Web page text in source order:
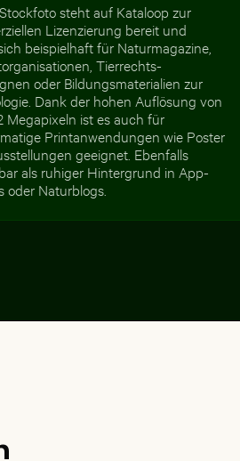
steht auf Kataloop zur
Lizenzierung bereit und
beispielhaft für Naturmagazine,
Tierrechts-
oder Bildungsmaterialien zur
Dank der hohen Auflösung von
Megapixeln ist es auch für
Printanwendungen wie Poster
geeignet. Ebenfalls
als ruhiger Hintergrund in App-
oder Naturblogs.